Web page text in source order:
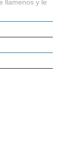
llamenos y le